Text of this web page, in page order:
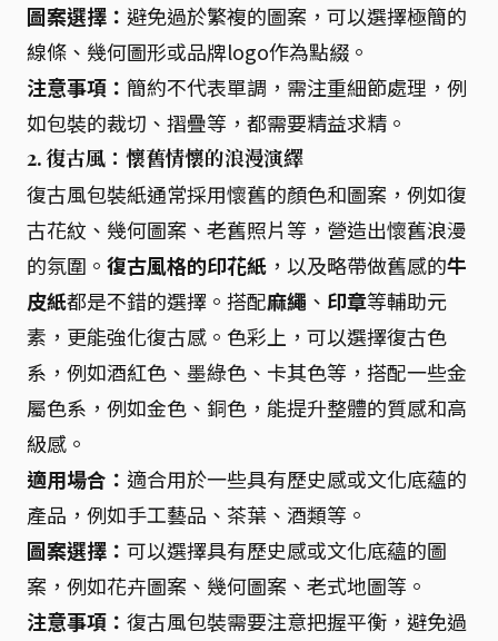
圖案選擇： 避免過於繁複的圖案，可以選擇極簡的
線條、幾何圖形或品牌logo作為點綴。
注意事項： 簡約不代表單調，需注重細節處理，例
如包裝的裁切、摺疊等，都需要精益求精。
2. 復古風：懷舊情懷的浪漫演繹
復古風包裝紙通常採用懷舊的顏色和圖案，例如復
古花紋、幾何圖案、老舊照片等，營造出懷舊浪漫
的氛圍。 復古風格的印花紙 ，以及略帶做舊感的牛
皮紙都是不錯的選擇。搭配麻繩 、 印章等輔助元
素，更能強化復古感。色彩上，可以選擇復古色
系，例如酒紅色、墨綠色、卡其色等，搭配一些金
屬色系，例如金色、銅色，能提升整體的質感和高
級感。
適用場合： 適合用於一些具有歷史感或文化底蘊的
產品，例如手工藝品、茶葉、酒類等。
圖案選擇： 可以選擇具有歷史感或文化底蘊的圖
案，例如花卉圖案、幾何圖案、老式地圖等。
注意事項： 復古風包裝需要注意把握平衡，避免過